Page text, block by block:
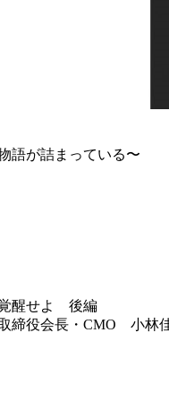
語が詰まっている〜
醒せよ 後編
締役会長・CMO 小林